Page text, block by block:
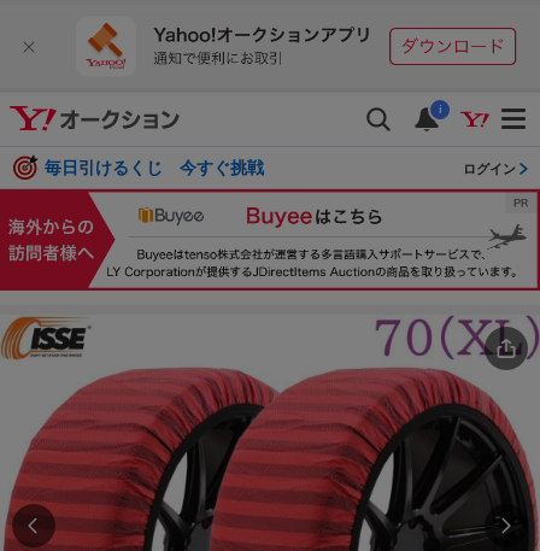
i
毎日引けるくじ 今すぐ挑戦 ログイン